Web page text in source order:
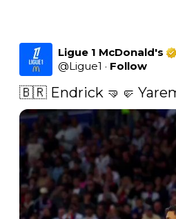
Ligue 1 McDonald's
@Ligue1 · Follow
🇧🇷 Endrick 🤜🤛